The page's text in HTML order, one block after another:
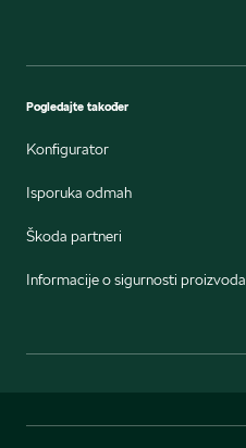
Pogledajte također
Konfigurator
Isporuka odmah
Škoda partneri
Informacije o sigurnosti proizvoda